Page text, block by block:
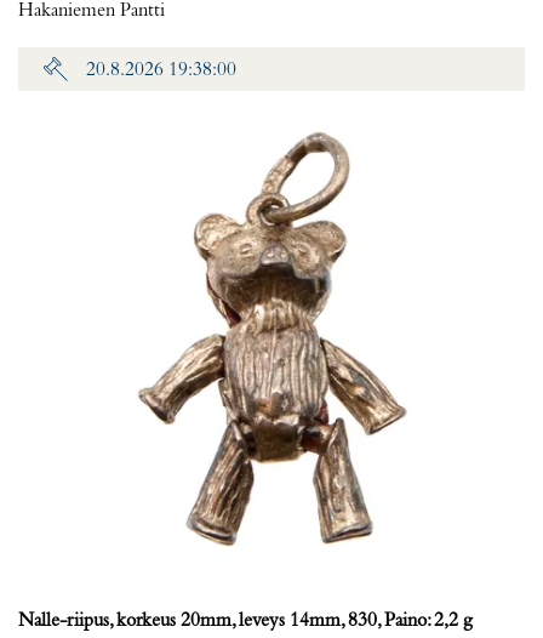
Hakaniemen Pantti
20.8.2026 19:38:00
Nalle-riipus, korkeus 20mm, leveys 14mm, 830, Paino: 2,2 g